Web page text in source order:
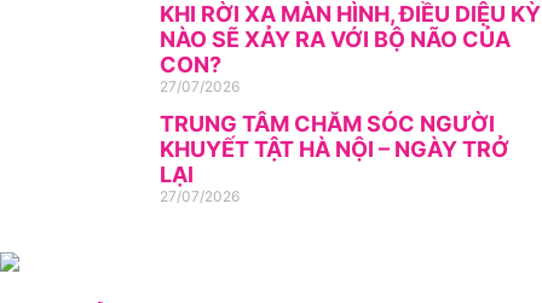
KHI RỜI XA MÀN HÌNH, ĐIỀU DIỆU KỲ
NÀO SẼ XẢY RA VỚI BỘ NÃO CỦA
CON?
27/07/2026
TRUNG TÂM CHĂM SÓC NGƯỜI
KHUYẾT TẬT HÀ NỘI – NGÀY TRỞ
LẠI
27/07/2026